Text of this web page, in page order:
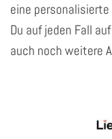
eine
Du auf jeden Fall
auch noch weitere